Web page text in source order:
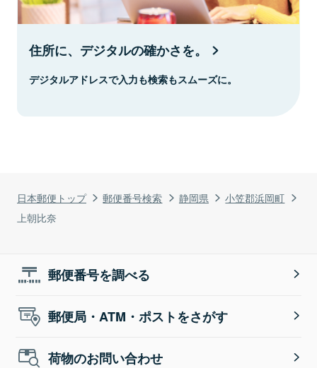
日本郵便トップ 郵便番号検索 静岡県
小笠郡浜岡町
上朝比奈
住所に、デジタルの確かさを。
デジタルアドレスで入力も検索もスムーズに。
郵便番号を調べる
郵便局・ATM・ポストをさがす
荷物のお問い合わせ